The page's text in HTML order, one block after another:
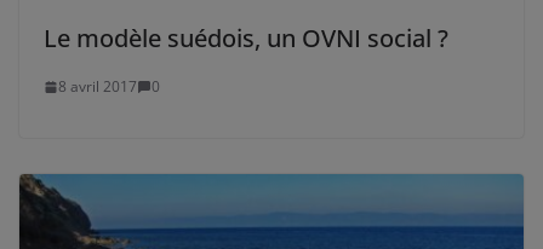
Le modèle suédois, un OVNI social ?
8 avril 2017 0